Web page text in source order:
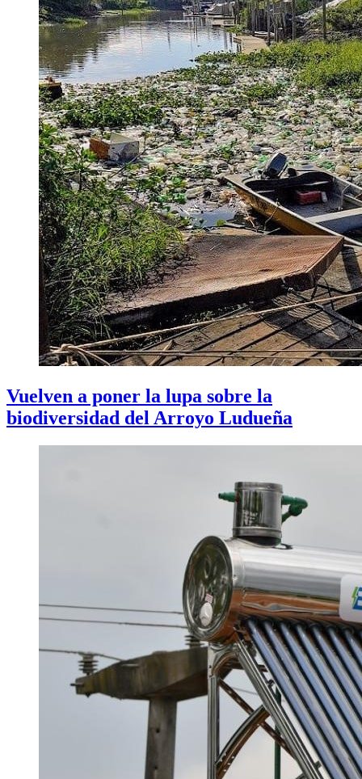
Vuelven a poner la lupa sobre la
biodiversidad del Arroyo Ludueña